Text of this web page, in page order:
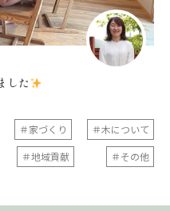
した
＃家づくり
＃木について
＃地域貢献 ＃その他